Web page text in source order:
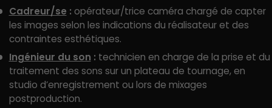
Cadreur/se : opérateur/trice caméra chargé de capter
les images selon les indications du réalisateur et des
contraintes esthétiques.
Ingénieur du son : technicien en charge de la prise et du
traitement des sons sur un plateau de tournage, en
studio d’enregistrement ou lors de mixages
postproduction.